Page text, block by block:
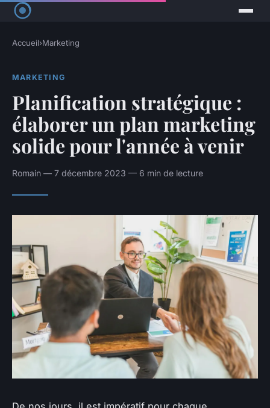
Accueil›Marketing
MARKETING
Planification stratégique :
élaborer un plan marketing
solide pour l'année à venir
Romain — 7 décembre 2023 — 6 min de lecture